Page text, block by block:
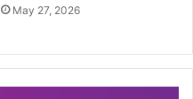
May 27, 2026